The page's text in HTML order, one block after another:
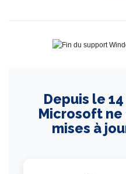
Depuis le
Microsoft
mises à